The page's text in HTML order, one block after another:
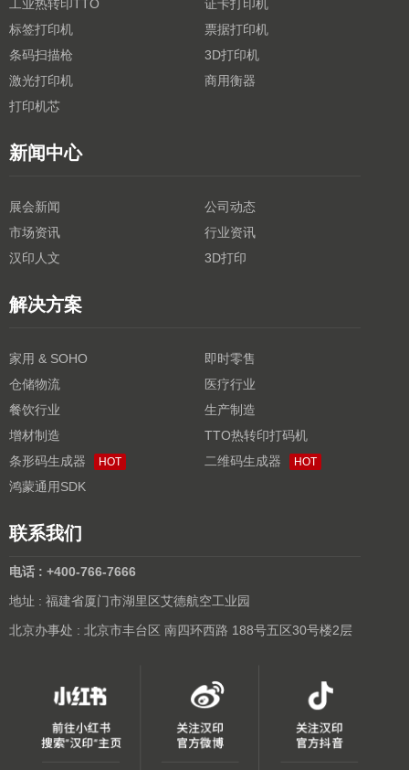
工业热转印TTO
证卡打印机
标签打印机
票据打印机
条码扫描枪
3D打印机
激光打印机
商用衡器
打印机芯
新闻中心
展会新闻
公司动态
市场资讯
行业资讯
汉印人文
3D打印
解决方案
家用 & SOHO
即时零售
仓储物流
医疗行业
餐饮行业
生产制造
增材制造
TTO热转印打码机
条形码生成器
HOT 二维码生成器 HOT
鸿蒙通用SDK
联系我们
电话 : +400-766-7666
地址 : 福建省厦门市湖里区艾德航空工业园
北京办事处 : 北京市丰台区 南四环西路 188号五区30号楼2层